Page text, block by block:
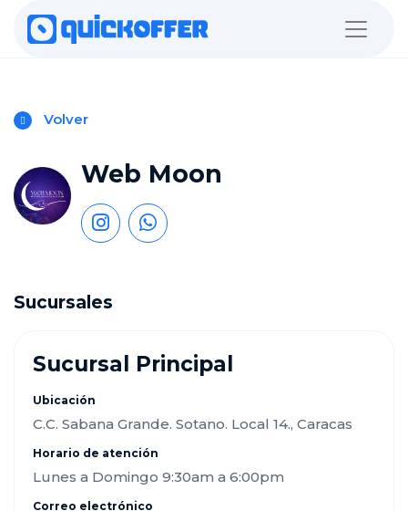
Volver
Web Moon
Sucursales
Sucursal Principal
Ubicación
C.C. Sabana Grande. Sotano. Local 14., Caracas
Horario de atención
Lunes a Domingo 9:30am a 6:00pm
Correo electrónico